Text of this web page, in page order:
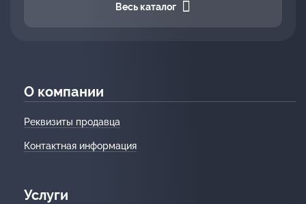
Весь каталог
О компании
Реквизиты продавца
Контактная информация
Услуги